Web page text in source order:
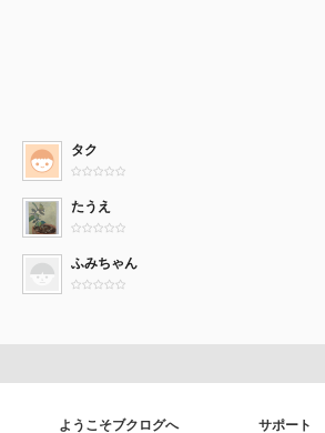
タク
たうえ
ふみちゃん
ようこそブクログへ サポート